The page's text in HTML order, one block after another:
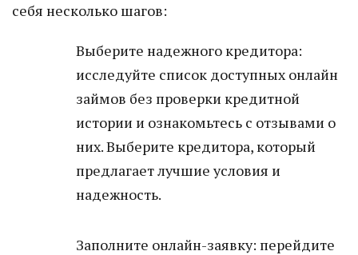
себя несколько шагов:
Выберите надежного кредитора:
исследуйте список доступных онлайн
займов без проверки кредитной
истории и ознакомьтесь с отзывами о
них. Выберите кредитора, который
предлагает лучшие условия и
надежность.
Заполните онлайн-заявку: перейдите